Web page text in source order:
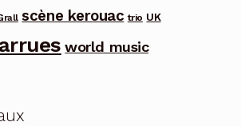
scène kerouac trio UK
world music